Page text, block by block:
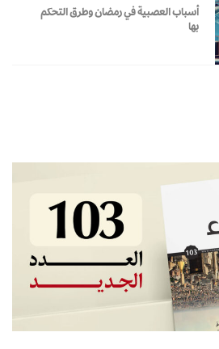
أسباب العصبية في رمضان وطرق التحكم
بها